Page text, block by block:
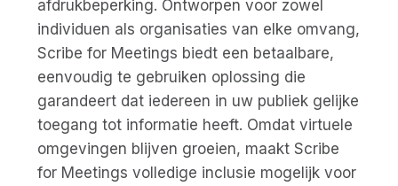
afdrukbeperking. Ontworpen voor zowel
individuen als organisaties van elke omvang,
Scribe for Meetings biedt een betaalbare,
eenvoudig te gebruiken oplossing die
garandeert dat iedereen in uw publiek gelijke
toegang tot informatie heeft. Omdat virtuele
omgevingen blijven groeien, maakt Scribe
for Meetings volledige inclusie mogelijk voor